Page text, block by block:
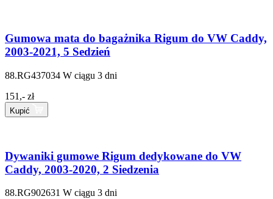
Gumowa mata do bagażnika Rigum do VW Caddy,
2003-2021, 5 Sedzień
88.RG437034 W ciągu 3 dni
151,- zł
Kupić
Dywaniki gumowe Rigum dedykowane do VW
Caddy, 2003-2020, 2 Siedzenia
88.RG902631 W ciągu 3 dni